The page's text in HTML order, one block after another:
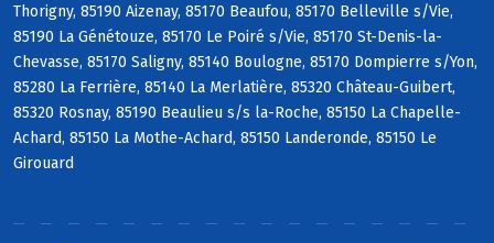
Thorigny, 85190 Aizenay, 85170 Beaufou, 85170 Belleville s/Vie,
85190 La Génétouze, 85170 Le Poiré s/Vie, 85170 St-Denis-la-
Chevasse, 85170 Saligny, 85140 Boulogne, 85170 Dompierre s/Yon,
85280 La Ferrière, 85140 La Merlatière, 85320 Château-Guibert,
85320 Rosnay, 85190 Beaulieu s/s la-Roche, 85150 La Chapelle-
Achard, 85150 La Mothe-Achard, 85150 Landeronde, 85150 Le
Girouard